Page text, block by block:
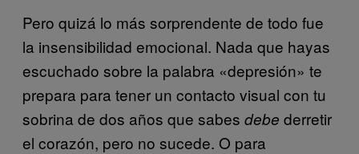
Pero quizá lo más sorprendente de todo fue
la insensibilidad emocional. Nada que hayas
escuchado sobre la palabra «depresión» te
prepara para tener un contacto visual con tu
sobrina de dos años que sabes debe derretir
el corazón, pero no sucede. O para